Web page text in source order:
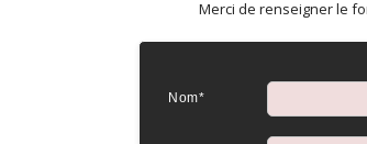
Merci de renseigner le
Nom*